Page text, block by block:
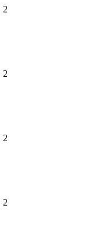
2
2
2
2